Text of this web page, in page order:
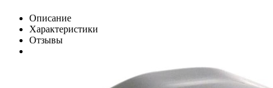
Описание
Характеристики
Отзывы